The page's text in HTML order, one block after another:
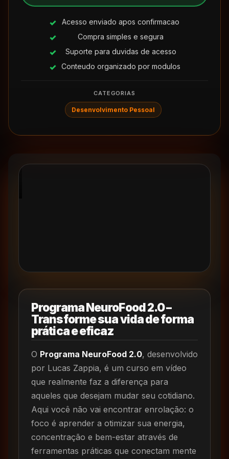
Programa NeuroFood 2.0 –
Transforme sua vida de forma
prática e eficaz
O Programa NeuroFood 2.0, desenvolvido
por Lucas Zappia, é um curso em vídeo
que realmente faz a diferença para
aqueles que desejam mudar seu cotidiano.
Aqui você não vai encontrar enrolação: o
foco é aprender a otimizar sua energia,
concentração e bem-estar através de
ferramentas práticas que conectam mente
Acesso enviado apos confirmacao
Compra simples e segura
Suporte para duvidas de acesso
Conteudo organizado por modulos
CATEGORIAS
Desenvolvimento Pessoal